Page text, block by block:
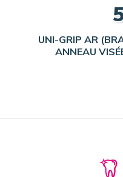
UNI-GRIP AR
ANNEAU